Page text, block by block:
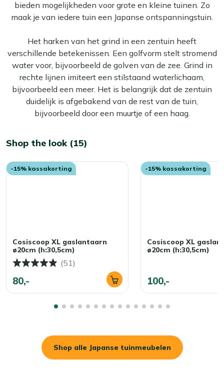
bieden mogelijkheden voor grote en kleine tuinen. Zo
maak je van iedere tuin een Japanse ontspanningstuin.
Het harken van het grind in een zentuin heeft
verschillende betekenissen. Een golfvorm stelt stromend
water voor, bijvoorbeeld de golven van de zee. Grind in
rechte lijnen imiteert een stilstaand waterlichaam,
bijvoorbeeld een meer. Het is belangrijk dat de zentuin
duidelijk is afgebakend van de rest van de tuin,
bijvoorbeeld door een muurtje of een haag.
Shop the look (15)
-15% kassakorting
Cosiscoop XL gaslantaarn
ø20cm (h:30,5cm)
(51)
80,-
-15% kassakorting
Cosiscoop XL
ø20cm (h:30,5cm)
100,-
Shop alle Japanse tuinmeubelen